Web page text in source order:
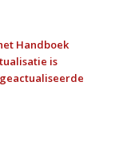
Handboek
is